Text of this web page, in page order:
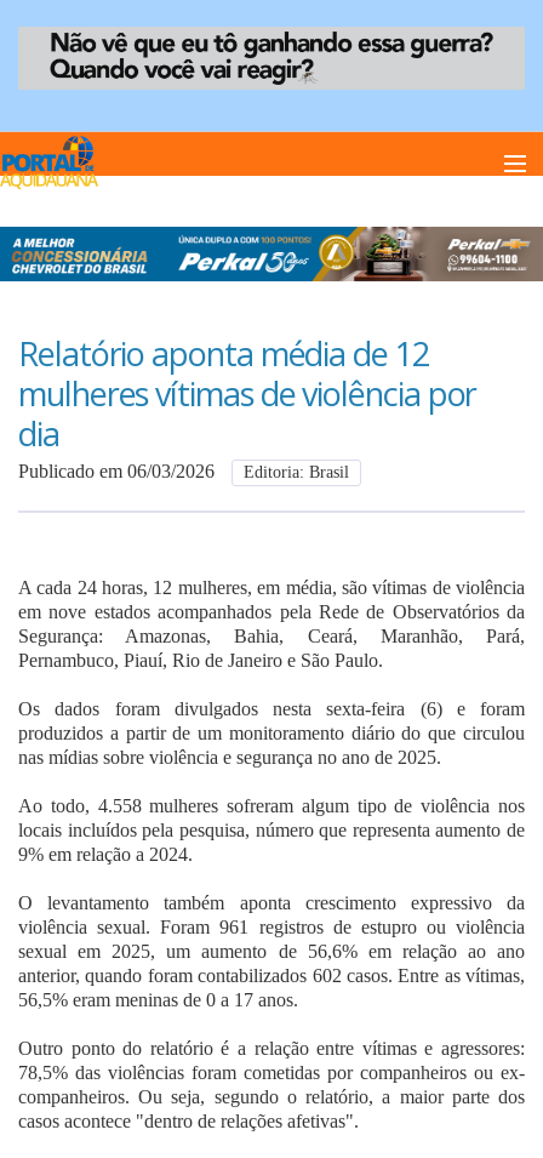
Home
Anuncie
Anuncie
Relatório aponta média de 12
mulheres vítimas de violência por
dia
Publicado em 06/03/2026 Editoria: Brasil
A cada 24 horas, 12 mulheres, em média, são vítimas de violência
em nove estados acompanhados pela Rede de Observatórios da
Segurança: Amazonas, Bahia, Ceará, Maranhão, Pará,
Pernambuco, Piauí, Rio de Janeiro e São Paulo.
Os dados foram divulgados nesta sexta-feira (6) e foram
produzidos a partir de um monitoramento diário do que circulou
nas mídias sobre violência e segurança no ano de 2025.
Ao todo, 4.558 mulheres sofreram algum tipo de violência nos
locais incluídos pela pesquisa, número que representa aumento de
9% em relação a 2024.
O levantamento também aponta crescimento expressivo da
violência sexual. Foram 961 registros de estupro ou violência
sexual em 2025, um aumento de 56,6% em relação ao ano
anterior, quando foram contabilizados 602 casos. Entre as vítimas,
56,5% eram meninas de 0 a 17 anos.
Outro ponto do relatório é a relação entre vítimas e agressores:
78,5% das violências foram cometidas por companheiros ou ex-
companheiros. Ou seja, segundo o relatório, a maior parte dos
casos acontece "dentro de relações afetivas".